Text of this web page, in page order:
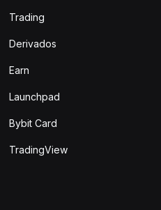
Trading
Derivados
Earn
Launchpad
Bybit Card
TradingView